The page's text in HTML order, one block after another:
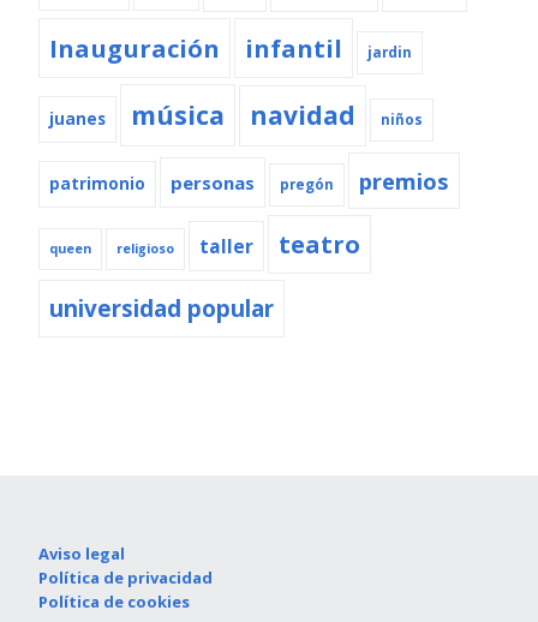
Inauguración infantil jardin
juanes música navidad niños
patrimonio personas pregón premios
queen religioso taller teatro
universidad popular
Aviso legal
Política de privacidad
Política de cookies